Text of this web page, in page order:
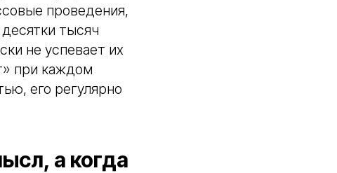
проведения,
тысяч
не успевает их
при каждом
его регулярно
а когда